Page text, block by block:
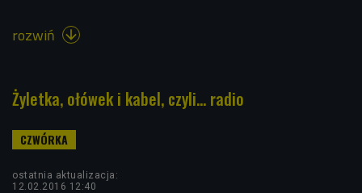
rozwiń 
Żyletka, ołówek i kabel, czyli... radio
ostatnia aktualizacja:
12.02.2016 12:40